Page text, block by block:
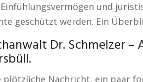
und
geschützt werden. Ein
Dr. Schmelzer
plötzliche Nachricht, ein paar